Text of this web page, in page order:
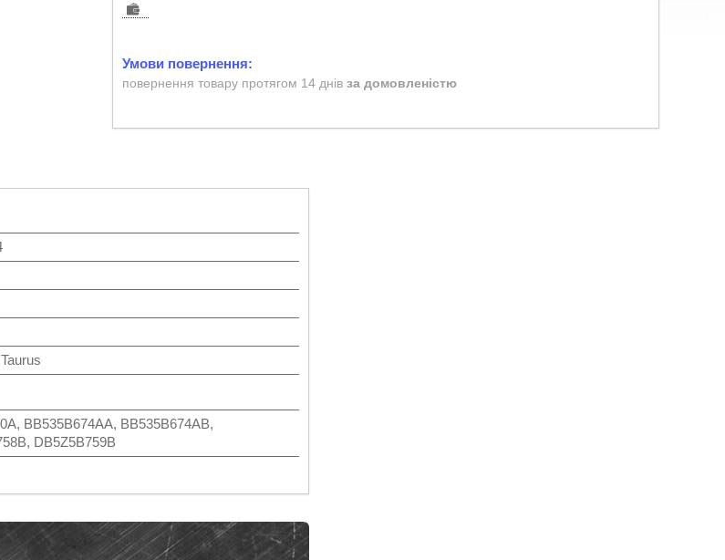
повернення товару протягом 14 днів за домовленістю
BB535B674AA, BB535B674AB,
DB5Z5B759B